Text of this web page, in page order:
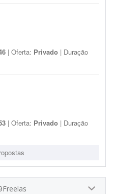
| Oferta: Privado | Duração
| Oferta: Privado | Duração